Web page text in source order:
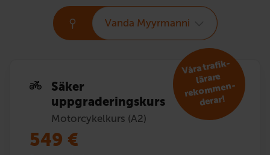
Vanda Myyrmanni
Säker
uppgraderingskurs
Motorcykelkurs (A2)
V
åra trafik­
lärare
reko
m
men­
derar!
549 €